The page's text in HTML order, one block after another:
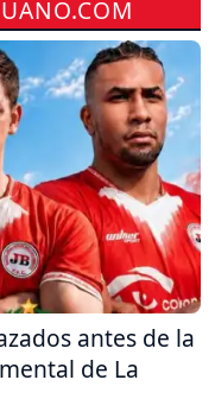
antes de la
de La